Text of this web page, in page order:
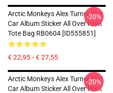
Arctic Monkeys Alex Turner The
Car Album Sticker All Over Print
Tote Bag RB0604 [ID555851]
€ 22,95 - € 27,55
-20%
Arctic Monkeys Alex Turner The
Car Album Sticker All Over Print
-20%